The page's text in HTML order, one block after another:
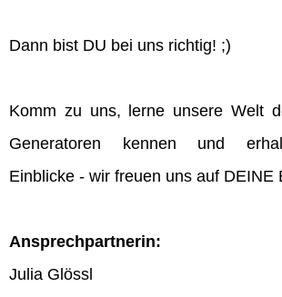
Dann bist DU bei uns richtig! ;)
Komm zu uns, lerne unsere Welt
Generatoren kennen und
Einblicke - wir freuen uns auf DEINE
Ansprechpartnerin:
Julia Glössl